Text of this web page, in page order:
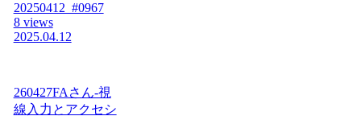
20250412_#0967
8 views
2025.04.12
260427FAさん-視
線入力とアクセシ